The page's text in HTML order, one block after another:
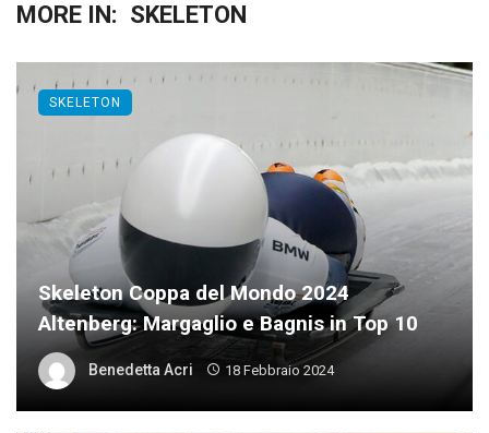
MORE IN: SKELETON
Skeleton Coppa del Mondo 2024
Altenberg: Margaglio e Bagnis in Top 10
Benedetta Acri 18 Febbraio 2024
SKELETON